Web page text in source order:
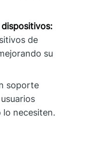
de
su
soporte
lo necesiten.